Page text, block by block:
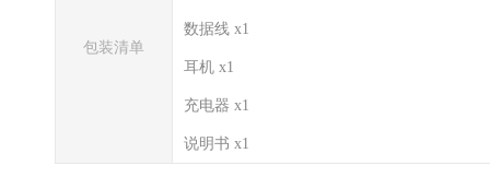
包装清单
数据线 x1
耳机 x1
充电器 x1
说明书 x1